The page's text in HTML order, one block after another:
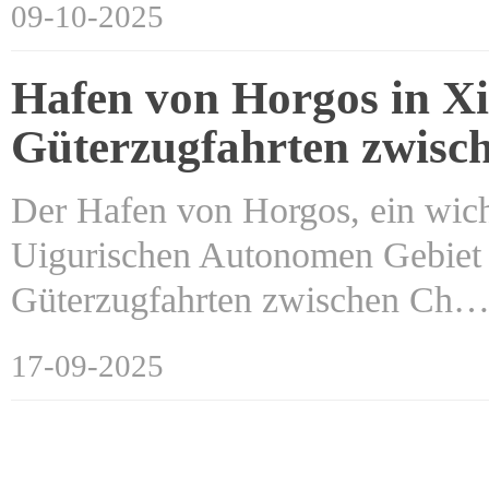
09-10-2025
Hafen von Horgos in
Güterzugfahrten
Der Hafen von Horgos, ein
Uigurischen Autonomen
Güterzugfahrten zwischen Ch…
17-09-2025